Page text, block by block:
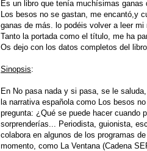
Es un libro que tenía muchísimas ganas
Los besos no se gastan, me encantó,y
ganas de más. lo podéis volver a leer mi
Tanto la portada como el título, me ha
Os dejo con los datos completos del libro.
Sinopsis:
En No pasa nada y si pasa, se le
la narrativa española como Los besos
pregunta: ¿Qué se puede hacer cuando
sorprenderías... Periodista, guionista,
colabora en algunos de los programas
momento, como La Ventana (Cadena